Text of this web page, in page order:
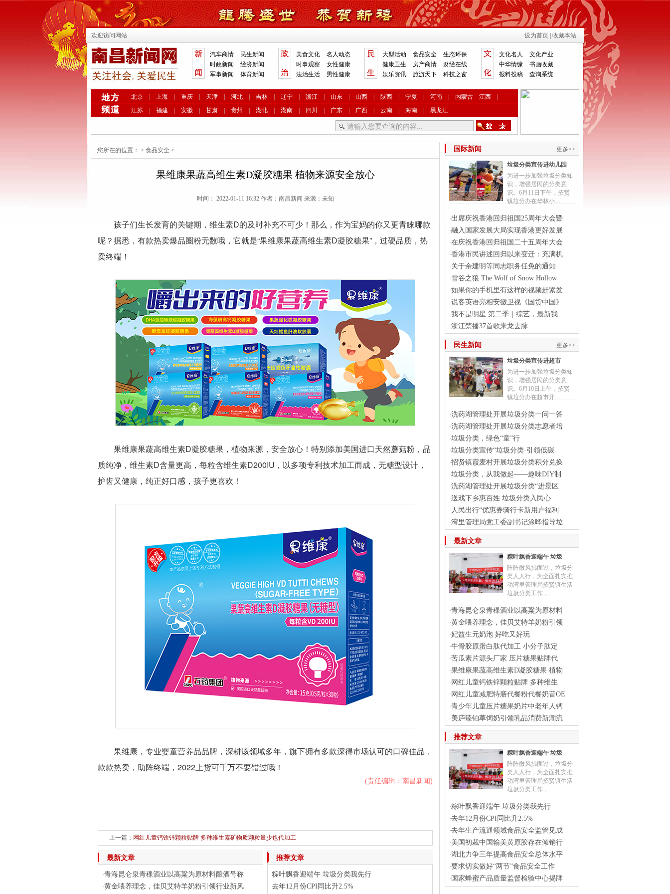
欢迎访问网站 设为首页 收藏本站
汽车商情
民生新闻
时政新闻
经济新闻
军事新闻
体育新闻
美食文化
名人动态
时事观察
女性健康
法治生活
男性健康
大型活动 食品安全
生态环保
健康卫生
房产商情
财经在线
娱乐资讯
旅游天下 科技之窗
文化名人
文化产业
中华情缘
书画收藏
报料投稿
查询系统
北京 上海 重庆 天津 河北 吉林 辽宁 浙江 山东 山西 陕西 宁夏 河南 内蒙古 江西
江苏
福建 安徽 甘肃 贵州 湖北 湖南 四川 广东 广西 云南 海南 黑龙江
您所在的位置： > 食品安全 >
果维康果蔬高维生素D凝胶糖果 植物来源安全放心
时间： 2022-01-11 16:32 作者：南昌新闻 来源：未知
孩子们生长发育的关键期，维生素D的及时补充不可少！那么，作为宝妈的你又更青睐哪款
呢？据悉，有款热卖爆品圈粉无数哦，它就是“果维康果蔬高维生素D凝胶糖果”，过硬品质，热
卖终端！
果维康果蔬高维生素D凝胶糖果，植物来源，安全放心！特别添加美国进口天然蘑菇粉，品
质纯净，维生素D含量更高，每粒含维生素D200IU，以多项专利技术加工而成，无糖型设计，
护齿又健康，纯正好口感，孩子更喜欢！
果维康，专业婴童营养品品牌，深耕该领域多年，旗下拥有多款深得市场认可的口碑佳品，
款款热卖，助阵终端，2022上货可千万不要错过哦！
(责任编辑：南昌新闻)
上一篇： 网红儿童钙铁锌颗粒贴牌 多种维生素矿物质颗粒量少也代加工
下一篇：苦瓜素片源头厂家 压片糖果贴牌代加工 配方定制免费拿样
最新文章
·青海昆仑泉青稞酒业以高粱为原材料酿酒号称
·黄金喂养理念，佳贝艾特羊奶粉引领行业新风
推荐文章
粽叶飘香迎端午 垃圾分类我先行
去年12月份CPI同比升2.5%
国际新闻 更多>>
垃圾分类宣传进幼儿园
为进一步加强垃圾分类知
识，增强居民的分类意
识。6月11日下午，招贤
镇垃分办在华林小…
·出席庆祝香港回归祖国25周年大会暨
·融入国家发展大局实现香港更好发展
·在庆祝香港回归祖国二十五周年大会
·香港市民讲述回归以来变迁：充满机
·关于余建明等同志职务任免的通知
·雪谷之狼 The Wolf of Snow Hollow
·如果你的手机里有这样的视频赶紧发
·说客英语亮相安徽卫视《国货中国》
·我不是明星 第二季｜综艺，最新我
·浙江禁播37首歌来龙去脉
民生新闻 更多>>
垃圾分类宣传进超市
为进一步加强垃圾分类知
识，增强居民的分类意
识。6月10日上午，招贤
镇垃分办在超市开…
·洗药湖管理处开展垃圾分类一问一答
·洗药湖管理处开展垃圾分类志愿者培
·垃圾分类，绿色“童”行
·垃圾分类宣传“垃圾分类·引领低碳
·招贤镇霞麦村开展垃圾分类积分兑换
·垃圾分类，从我做起——趣味DIY制
·洗药湖管理处开展垃圾分类“进景区
·送戏下乡惠百姓 垃圾分类入民心
· 人民出行“优惠券骑行卡新用户福利
·湾里管理局党工委副书记涂晔指导垃
最新文章
粽叶飘香迎端午 垃圾
阵阵微风拂面过，垃圾分
类人人行，为全面扎实推
动湾里管理局招贤镇生活
垃圾分类工作，…
·青海昆仑泉青稞酒业以高粱为原材料
·黄金喂养理念，佳贝艾特羊奶粉引领
·妃益生元奶泡 好吃又好玩
·牛骨胶原蛋白肽代加工 小分子肽定
·苦瓜素片源头厂家 压片糖果贴牌代
·果维康果蔬高维生素D凝胶糖果 植物
· 网红儿童钙铁锌颗粒贴牌 多种维生
· 网红儿童减肥特膳代餐粉代餐奶昔OE
·青少年儿童压片糖果奶片中老年人钙
·美庐臻铂草饲奶引领乳品消费新潮流
推荐文章
粽叶飘香迎端午 垃圾
阵阵微风拂面过，垃圾分
类人人行，为全面扎实推
动湾里管理局招贤镇生活
垃圾分类工作，…
·粽叶飘香迎端午 垃圾分类我先行
·去年12月份CPI同比升2.5%
·去年生产流通领域食品安全监管见成
·美国初裁中国输美黄原胶存在倾销行
·湖北力争三年提高食品安全总体水平
·要求切实做好“两节”食品安全工作
· 国家蜂蜜产品质量监督检验中心揭牌